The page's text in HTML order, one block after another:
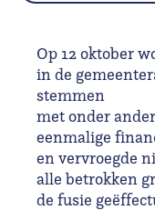
Op 12 oktober
in de
stemmen
met onder
eenmalige
en vervroegde
alle betrokken
de fusie